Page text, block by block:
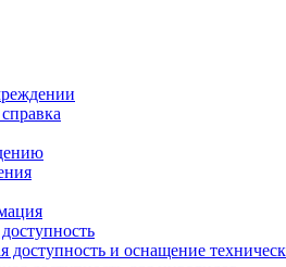
доступность и оснащение